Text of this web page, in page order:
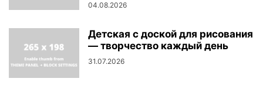
04.08.2026
Детская с доской для рисования
— творчество каждый день
31.07.2026